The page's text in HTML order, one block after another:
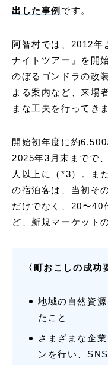
出した事例 です。
阿智村では、2012年
ナイトツアー』を開
のぼるゴンドラの改
よる案内など、来場
まな工夫を行ってき
開始初年度に約
2025年3月末までで
人以上に（*3）。ま
の宿泊客は、当初そ
だけでなく、20〜40
ど、新規マーケット
〈町おこしの成功
地域の自然資
たこと
さまざまな企
ンを行い、